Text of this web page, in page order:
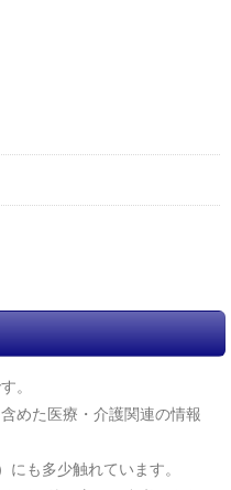
。
めた医療・介護関連の情報
も多少触れています。